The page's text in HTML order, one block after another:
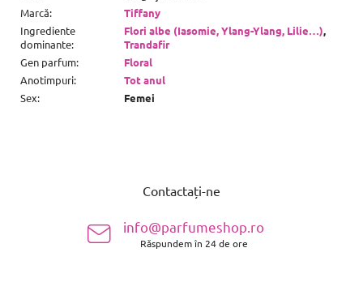
Marcă:
Tiffany
Ingrediente
dominante:
Flori albe (Iasomie, Ylang-Ylang, Lilie…),
Trandafir
Gen parfum:
Floral
Anotimpuri:
Tot anul
Sex: Femei
Contactați-ne
info@parfumeshop.ro
Răspundem în 24 de ore